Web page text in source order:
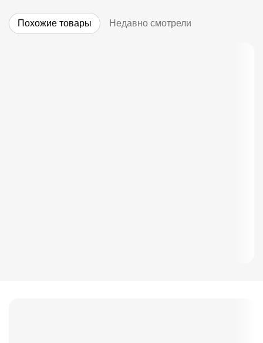
Похожие товары Недавно смотрели